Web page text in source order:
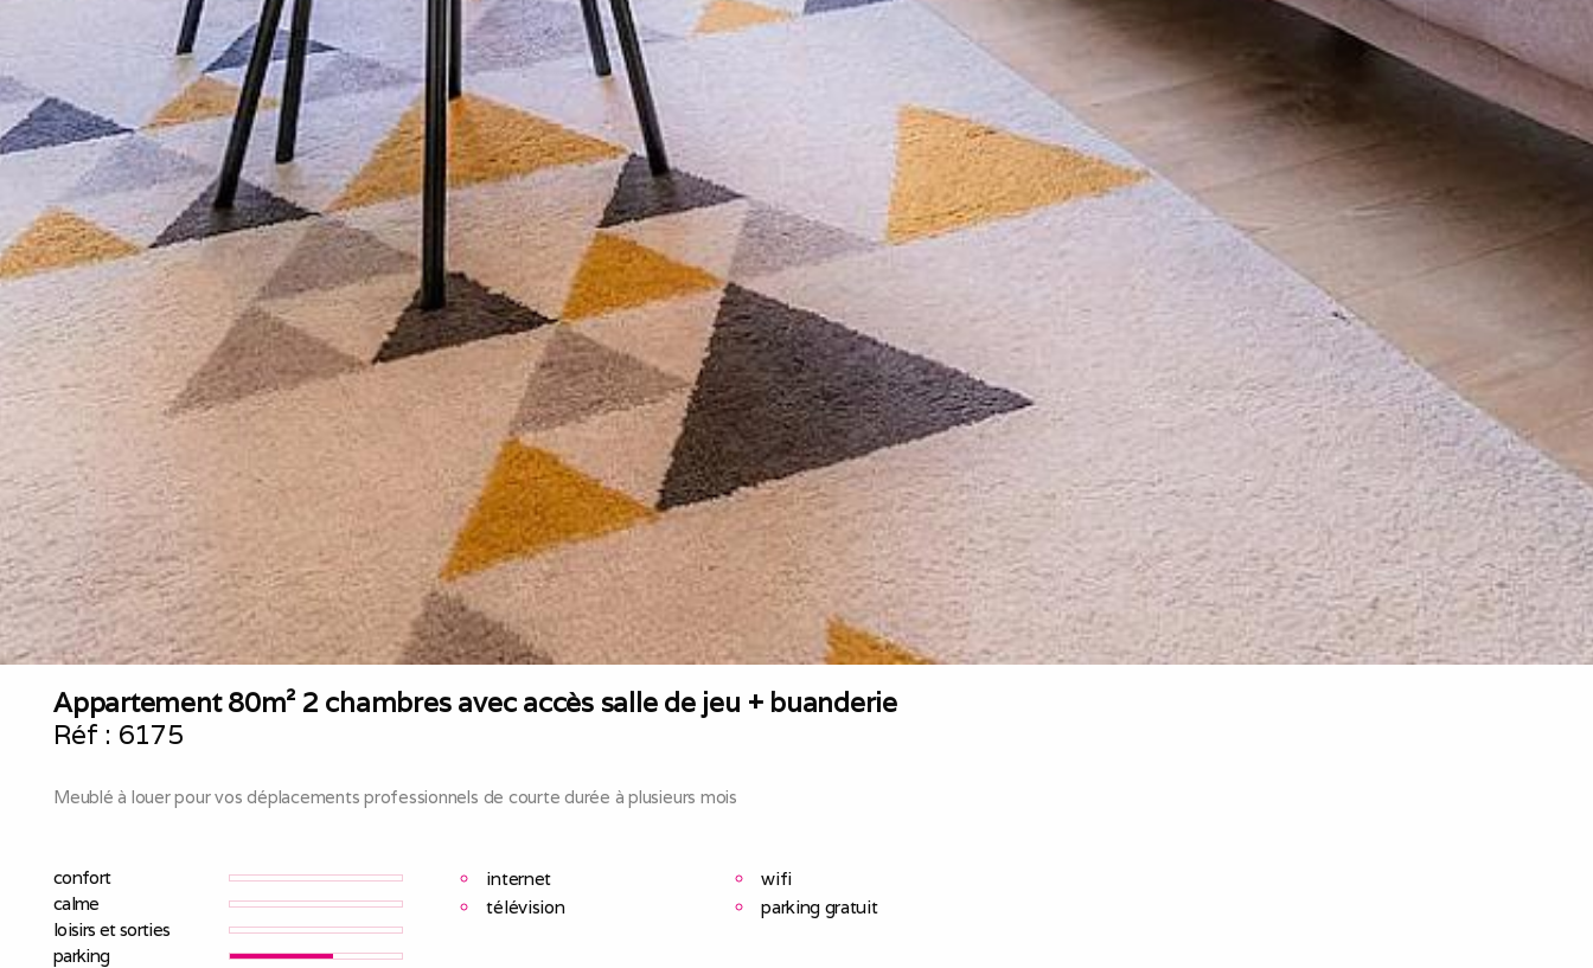
Appartement 80m² 2 chambres avec accès salle de jeu + buanderie
Réf : 6175
Meublé à louer pour vos déplacements professionnels de courte durée à plusieurs mois
confort
calme
loisirs et sorties
parking
internet
wifi
télévision
parking gratuit